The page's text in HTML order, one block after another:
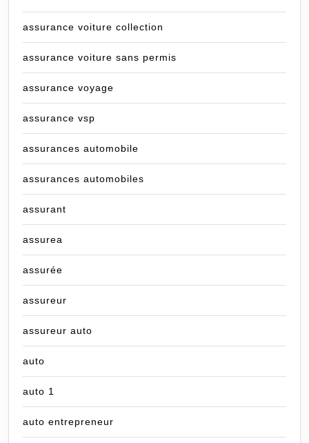
assurance voiture collection
assurance voiture sans permis
assurance voyage
assurance vsp
assurances automobile
assurances automobiles
assurant
assurea
assurée
assureur
assureur auto
auto
auto 1
auto entrepreneur